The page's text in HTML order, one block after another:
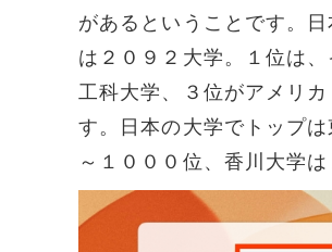
があるということです。
は２０９２大学。１位は
工科大学、３位がアメリ
す。日本の大学でトップ
～１０００位、香川大学